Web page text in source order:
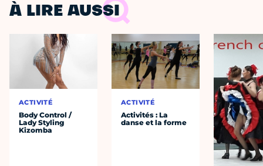
À LIRE AUSSI
ACTIVITÉ
Body Control /
Lady Styling
Kizomba
ACTIVITÉ
Activités : La
danse et la forme